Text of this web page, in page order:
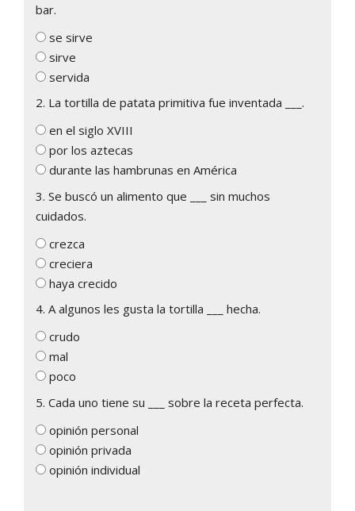
bar.
se sirve
sirve
servida
2. La tortilla de patata primitiva fue inventada ___.
en el siglo XVIII
por los aztecas
durante las hambrunas en América
3. Se buscó un alimento que ___ sin muchos
cuidados.
crezca
creciera
haya crecido
4. A algunos les gusta la tortilla ___ hecha.
crudo
mal
poco
5. Cada uno tiene su ___ sobre la receta perfecta.
opinión personal
opinión privada
opinión individual